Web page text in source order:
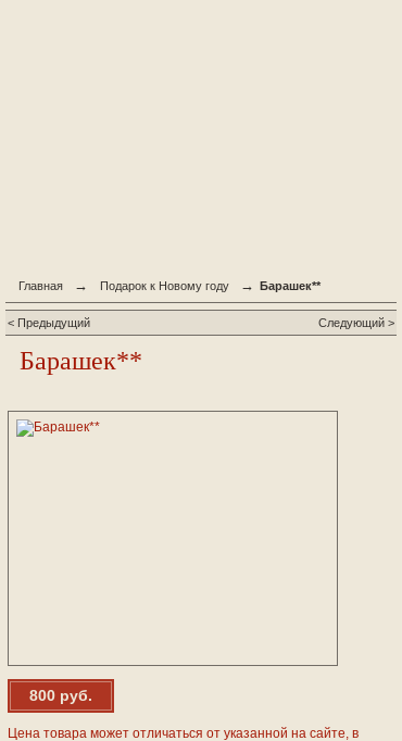
Главная → Подарок к Новому году → Барашек**
< Предыдущий Следующий >
Барашек**
800 руб.
Цена товара может отличаться от указанной на сайте, в